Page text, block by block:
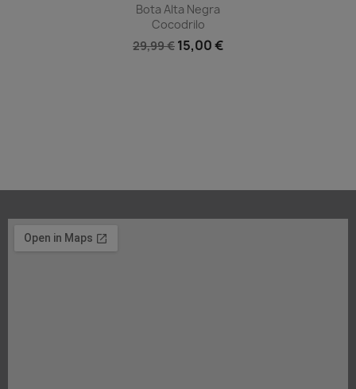
Vista rápida
Bota Alta Negra
Cocodrilo
29,99 € 15,00 €